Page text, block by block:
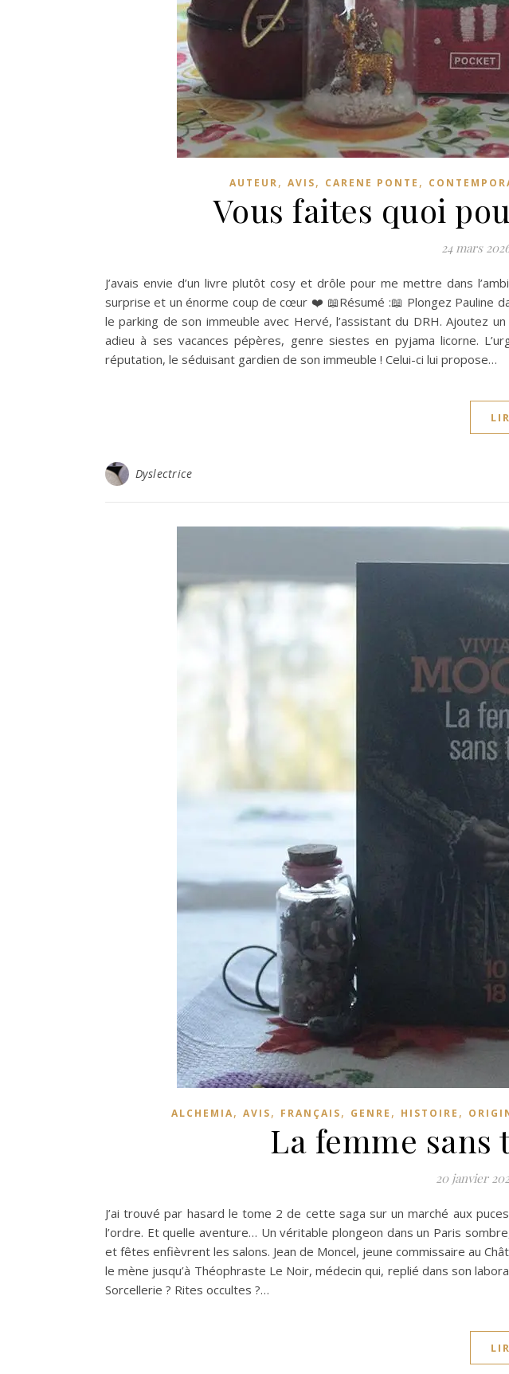
AUTEUR, AVIS, CARENE PONTE ,
Vous faites quoi
24 mars
J’avais envie d’un livre plutôt cosy et drôle pour me mettre dans
surprise et un énorme coup de cœur ❤️ 📖Résumé :📖 Plongez Pauline
le parking de son immeuble avec Hervé, l’assistant du DRH. Ajoutez
adieu à ses vacances pépères, genre siestes en pyjama licorne.
réputation, le séduisant gardien de son immeuble ! Celui-ci lui propose…
Dyslectrice
ALCHEMIA, AVIS, FRANÇAIS, GENRE , HISTOIRE ,
La femme sans
20 janvier
J’ai trouvé par hasard le tome 2 de cette saga sur un marché aux
l’ordre. Et quelle aventure… Un véritable plongeon dans un Paris
et fêtes enfièvrent les salons. Jean de Moncel, jeune commissaire au
le mène jusqu’à Théophraste Le Noir, médecin qui, replié dans son
Sorcellerie ? Rites occultes ?…